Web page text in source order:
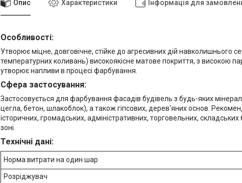
Опис Характеристики Інформація для
Особливості:
Утворює міцне, довговічне, стійке до агресивних дій навколишнього
температурних коливань) високоякісне матове покриття, з високою
утворює напливи в процесі фарбування.
Сфера застосування:
Застосовується для фарбування фасадів будівель з будь-яких
цегла, бетон, шлакоблок), а також гіпсових, дерев'яних основ.
історичних, громадських, адміністративних, торговельних,
зоні.
Технічні дані:
Норма витрати на один шар
Розріджувач